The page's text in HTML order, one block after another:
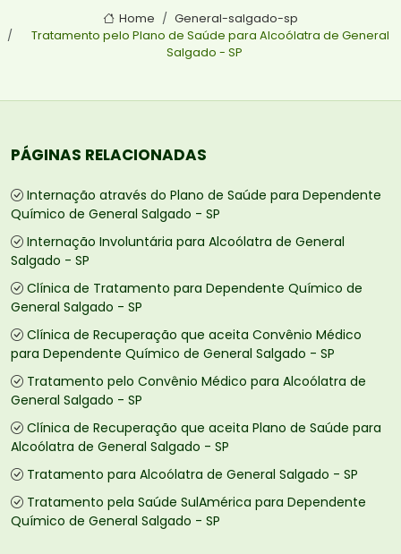
Home
General-salgado-sp
Tratamento pelo Plano de Saúde para Alcoólatra de General
Salgado - SP
PÁGINAS RELACIONADAS
Internação através do Plano de Saúde para Dependente
Químico de General Salgado - SP
Internação Involuntária para Alcoólatra de General
Salgado - SP
Clínica de Tratamento para Dependente Químico de
General Salgado - SP
Clínica de Recuperação que aceita Convênio Médico
para Dependente Químico de General Salgado - SP
Tratamento pelo Convênio Médico para Alcoólatra de
General Salgado - SP
Clínica de Recuperação que aceita Plano de Saúde para
Alcoólatra de General Salgado - SP
Tratamento para Alcoólatra de General Salgado - SP
Tratamento pela Saúde SulAmérica para Dependente
Químico de General Salgado - SP